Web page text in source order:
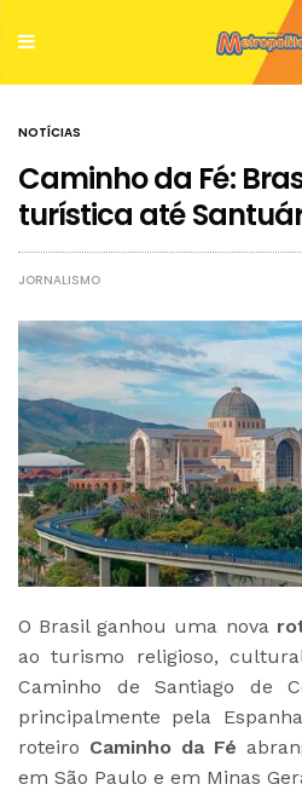
NOTÍCIAS
Caminho da Fé:
turística até
JORNALISMO
O Brasil ganhou uma nova
ao turismo religioso,
Caminho de Santiago de
principalmente pela
roteiro Caminho da Fé
em São Paulo e em Minas